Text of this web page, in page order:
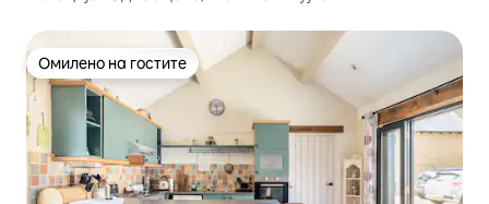
Омилено на гостите
Омилено на гостите